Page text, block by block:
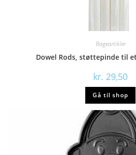
Bageartikler
Dowel Rods, støttepinde til
kr. 29,50
Gå til shop